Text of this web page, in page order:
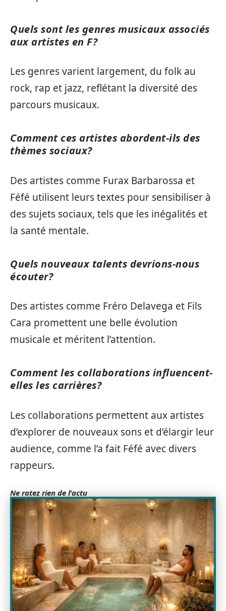
Quels sont les genres musicaux associés
aux artistes en F?
Les genres varient largement, du folk au
rock, rap et jazz, reflétant la diversité des
parcours musicaux.
Comment ces artistes abordent-ils des
thèmes sociaux?
Des artistes comme Furax Barbarossa et
Féfé utilisent leurs textes pour sensibiliser à
des sujets sociaux, tels que les inégalités et
la santé mentale.
Quels nouveaux talents devrions-nous
écouter?
Des artistes comme Fréro Delavega et Fils
Cara promettent une belle évolution
musicale et méritent l’attention.
Comment les collaborations influencent-
elles les carrières?
Les collaborations permettent aux artistes
d’explorer de nouveaux sons et d’élargir leur
audience, comme l’a fait Féfé avec divers
rappeurs.
Ne ratez rien de l'actu